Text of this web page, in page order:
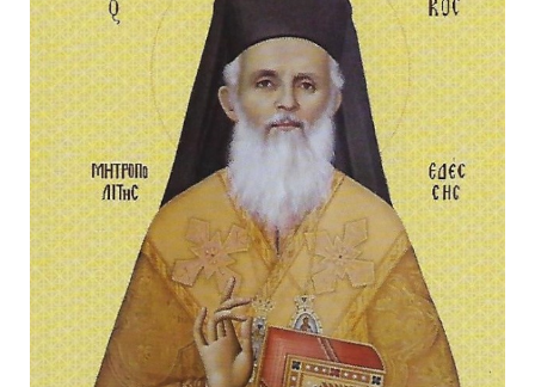
Πολιτική
Αθλητικά
Αστυνομικό Δελτίο